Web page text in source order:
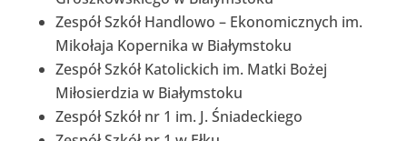
Zespół Szkół Handlowo – Ekonomicznych im.
Mikołaja Kopernika w Białymstoku
Zespół Szkół Katolickich im. Matki Bożej
Miłosierdzia w Białymstoku
Zespół Szkół nr 1 im. J. Śniadeckiego